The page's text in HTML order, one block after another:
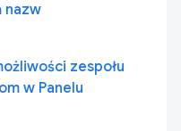
nazw
zespołu
w Panelu